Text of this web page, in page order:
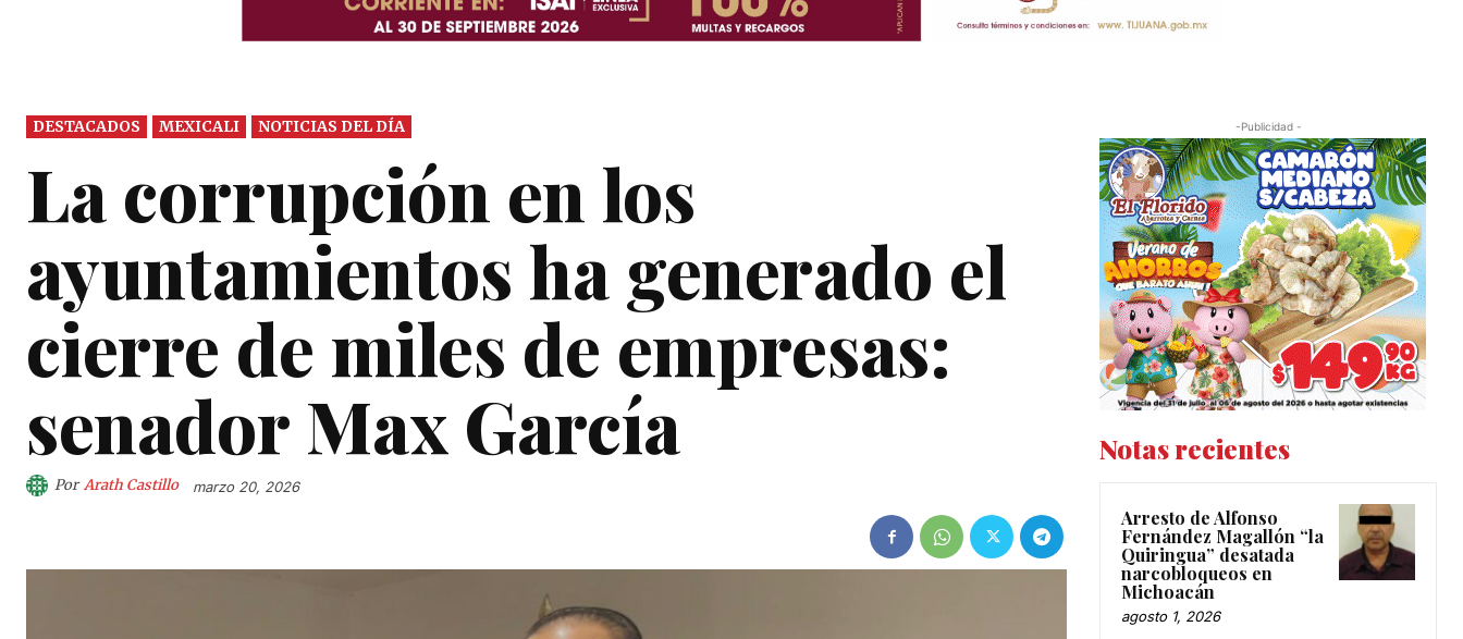
DESTACADOS MEXICALI NOTICIAS DEL DÍA
La corrupción en los
ayuntamientos ha generado el
cierre de miles de empresas:
senador Max García
Por Arath Castillo marzo 20, 2026
-Publicidad -
Notas recientes
Arresto de Alfonso
Fernández Magallón “la
Quiringua” desatada
narcobloqueos en
Michoacán
agosto 1, 2026